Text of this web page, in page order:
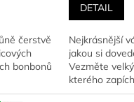
čerstvě
bonbonů
DETAIL
Nejkrásnější
jakou si
Vezměte
kterého
Díky tomu se